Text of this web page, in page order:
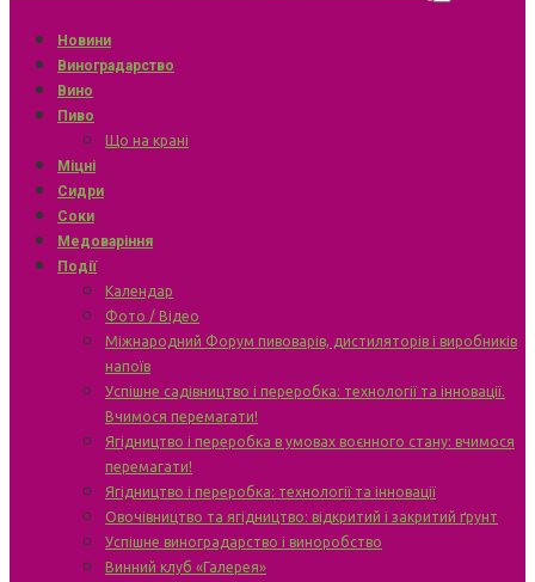
Новини
Виноградарство
Вино
Пиво
Що на крані
Міцні
Сидри
Соки
Медоваріння
Події
Календар
Фото / Відео
Міжнародний Форум пивоварів, дистиляторів і виробників
напоїв
Успішне садівництво і переробка: технології та інновації.
Вчимося перемагати!
Ягідництво і переробка в умовах воєнного стану: вчимося
перемагати!
Ягідництво і переробка: технології та інновації
Овочівництво та ягідництво: відкритий і закритий ґрунт
Успішне виноградарство і виноробство
Винний клуб «Галерея»